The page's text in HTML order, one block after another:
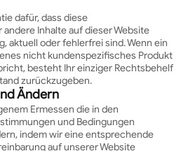
dafür, dass diese
Inhalte auf dieser Website
aktuell oder fehlerfrei sind. Wenn ein
nicht kundenspezifisches Produkt
besteht Ihr einziger Rechtsbehelf
zurückzugeben.
Ändern
Ermessen die in den
und Bedingungen
indem wir eine entsprechende
auf unserer Website